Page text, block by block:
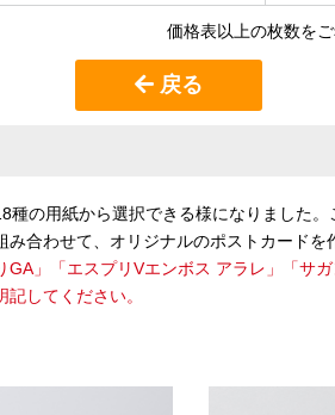
価格表以上の枚数を
戻る
種の用紙から選択できる様になりました
合わせて、オリジナルのポストカードを
GA」「エスプリVエンボス アラレ」「サ
してください。